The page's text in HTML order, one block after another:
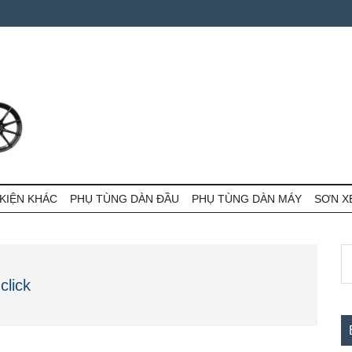
KHÁC PHỤ TÙNG DÀN ĐẦU PHỤ TÙNG DÀN MÁY SƠN
...